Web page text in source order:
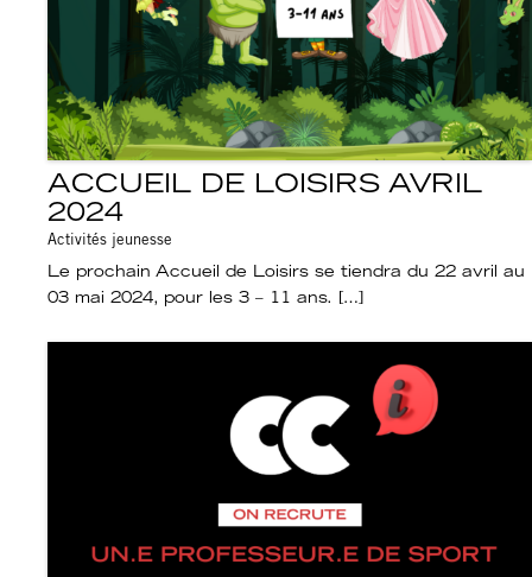
ACCUEIL DE LOISIRS AVRIL
2024
Activités jeunesse
Le prochain Accueil de Loisirs se tiendra du 22 avril au
03 mai 2024, pour les 3 – 11 ans. […]